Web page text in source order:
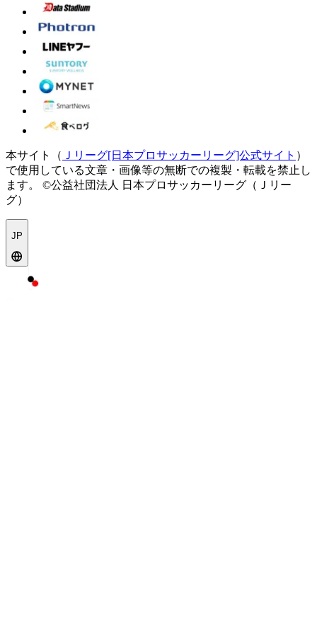
本サイト（ Ｊリーグ[日本プロサッカーリーグ]公式サイト ）
で使用している文章・画像等の無断での複製・転載を禁止し
ます。
©公益社団法人 日本プロサッカーリーグ（Ｊリー
グ）
JP